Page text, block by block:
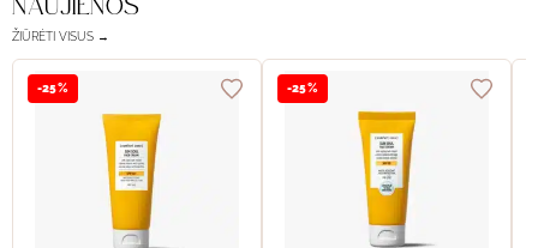
NAUJIENOS
ŽIŪRĖTI VISUS →
-25% -25%